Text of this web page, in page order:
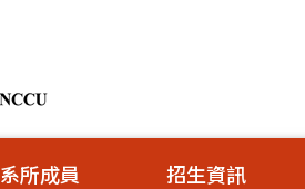
系所成員 招生資訊